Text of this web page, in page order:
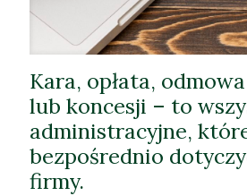
Kara, opłata,
lub koncesji – to
administracyjne,
bezpośrednio
firmy.